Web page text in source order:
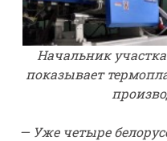
Начальник
показывает
— Уже четыре